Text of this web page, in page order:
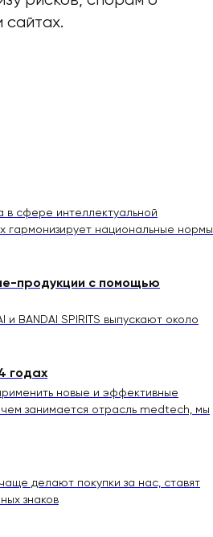
сайтах.
сфере интеллектуальной
гармонизирует национальные нормы
продукции с помощью
и BANDAI SPIRITS выпускают около
годах
новые и эффективные
занимается отрасль medtech, мы
делают покупки за нас, ставят
знаков